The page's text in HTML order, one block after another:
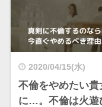
2020/04/15(水)
不倫をやめたい貴
に…。不倫は火遊